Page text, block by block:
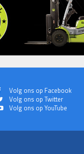
Volg ons op Facebook
Volg ons op Twitter
Volg ons op YouTube